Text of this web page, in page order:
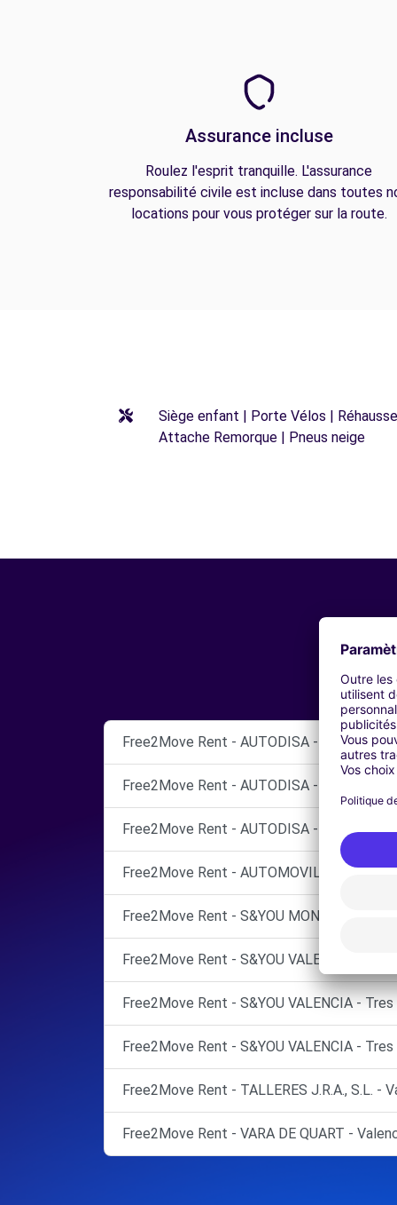
Assurance incluse
Roulez l'esprit tranquille. L'assurance
responsabilité civile est incluse dans toutes
locations pour vous protéger sur la route.
Siège enfant | Porte Vélos |
Attache Remorque | Pneus neige
Free2Move Rent - AUTODISA - Valencia
Free2Move Rent - AUTODISA - Valencia (C)
Free2Move Rent - AUTODISA - Valencia (D)
Free2Move Rent - AUTOMOVILES JUAN
Free2Move Rent - S&YOU MONTAÑANA
Free2Move Rent - S&YOU VALENCIA -
Free2Move Rent - S&YOU VALENCIA -
Free2Move Rent - S&YOU VALENCIA -
Free2Move Rent - TALLERES J.R.A., S.L. -
Free2Move Rent - VARA DE QUART -